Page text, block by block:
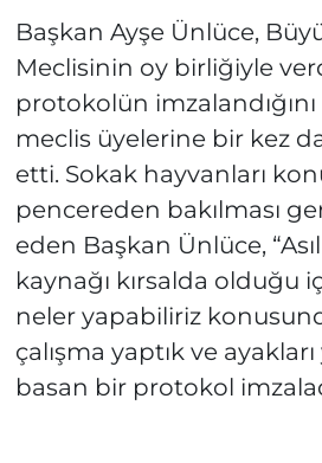
Başkan Ayşe Ünlüce,
Meclisinin oy birliğiyle
protokolün
meclis üyelerine bir kez
etti. Sokak hayvanları
pencereden bakılması
eden Başkan Ünlüce,
kaynağı kırsalda olduğu
neler yapabiliriz
çalışma yaptık ve
basan bir protokol